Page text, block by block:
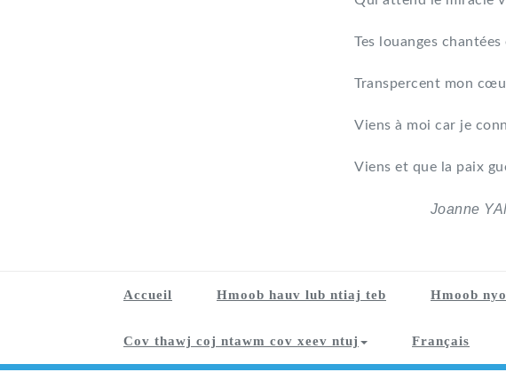
Tes louanges
Transpercent mon
Viens à moi car je
Viens et que la paix
Joanne
Accueil Hmoob hauv lub ntiaj teb Hmoob
Cov thawj coj ntawm cov xeev ntuj Français